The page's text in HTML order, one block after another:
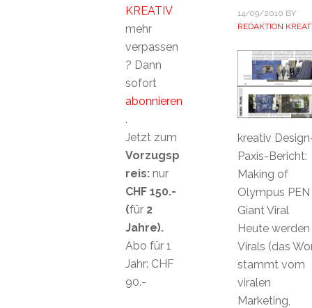
14/09/2010 BY
REDAKTION
kreativ
Paxis-Bericht:
Making of
Olympus PEN
Giant Viral
Heute werden
Virals (das
stammt vom
viralen
Marketing,
KREATIV
mehr
verpassen
? Dann
sofort
abonnieren
.
Jetzt zum
Vorzugsp
reis: nur
CHF 150.-
(für 2
Jahre).
Abo für 1
Jahr: CHF
90.-